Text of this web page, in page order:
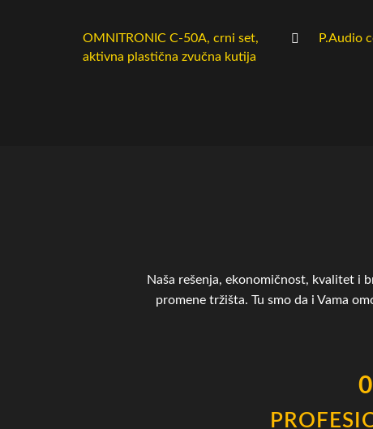
OMNITRONIC C-50A, crni set,
aktivna plastična zvučna kutija
P.Audio
Naša rešenja, ekonomičnost, kvalitet i
promene tržišta. Tu smo da i Vama